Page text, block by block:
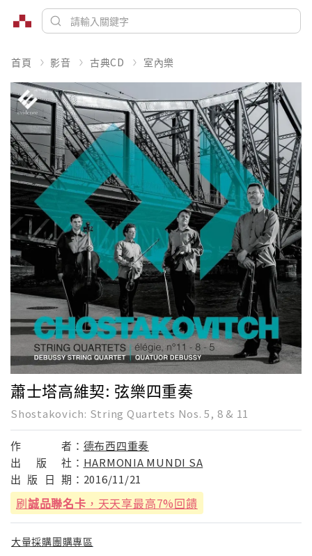
首頁 影音 古典CD 室內樂
蕭士塔高維契: 弦樂四重奏
Shostakovich: String Quartets Nos. 5, 8 & 11
作 者： 德布西四重奏
出
版 社： HARMONIA MUNDI SA
出 版 日 期： 2016/11/21
刷誠品聯名卡 ，天天享最高7%回饋
大量採購團購專區